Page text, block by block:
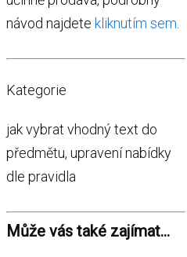
návod najdete kliknutím sem
Kategorie
jak vybrat vhodný text do
předmětu, upravení nabídky
dle pravidla
Může vás také zajímat...